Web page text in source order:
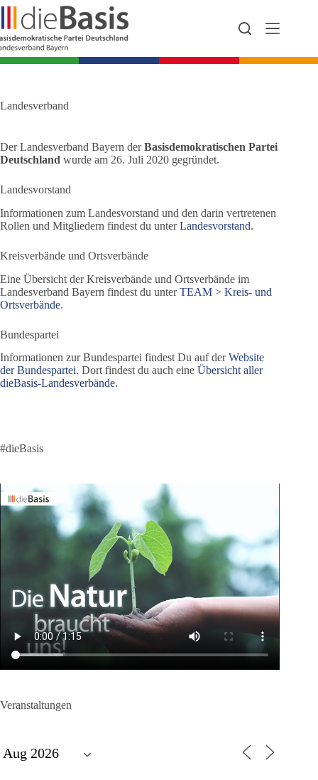
Zum
Inhalt
springen
Landesverband
Der Landesverband Bayern derBasisdemokratischen Partei
Deutschland wurde am 26. Juli 2020 gegründet.
Landesvorstand
Informationen zum Landesvorstand und den darin vertretenen
Rollen und Mitgliedern findest du unterLandesvorstand.
Kreisverbände und Ortsverbände
Eine Übersicht der Kreisverbände und Ortsverbände im
Landesverband Bayern findest du unterTEAM > Kreis- und
Ortsverbände.
Bundespartei
Informationen zur Bundespartei findest Du auf derWebsite
der Bundespartei. Dort findest du auch eine Übersicht aller
dieBasis-Landesverbände.
#dieBasis
Veranstaltungen